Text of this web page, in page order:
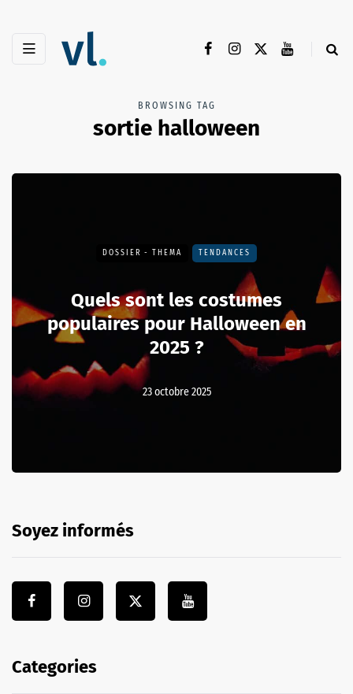
BROWSING TAG
sortie halloween
DOSSIER - THEMA TENDANCES
Quels sont les costumes
populaires pour Halloween en
2025 ?
23 octobre 2025
Soyez informés
Categories